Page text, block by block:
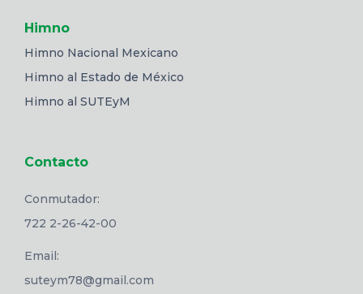
Himno
Himno Nacional Mexicano
Himno al Estado de México
Himno al SUTEyM
Contacto
Conmutador:
722 2-26-42-00
Email:
suteym78@gmail.com